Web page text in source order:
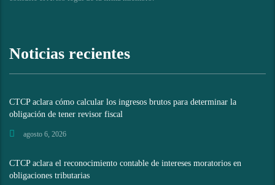
Noticias recientes
CTCP aclara cómo calcular los ingresos brutos para determinar la
obligación de tener revisor fiscal
agosto 6, 2026
CTCP aclara el reconocimiento contable de intereses moratorios en
obligaciones tributarias